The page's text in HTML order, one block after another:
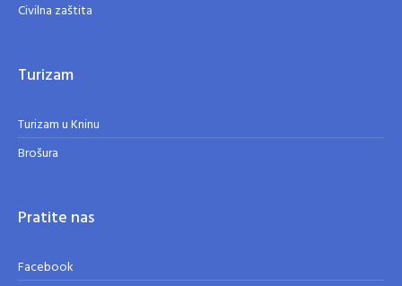
Civilna zaštita
Turizam
Turizam u Kninu
Brošura
Pratite nas
Facebook